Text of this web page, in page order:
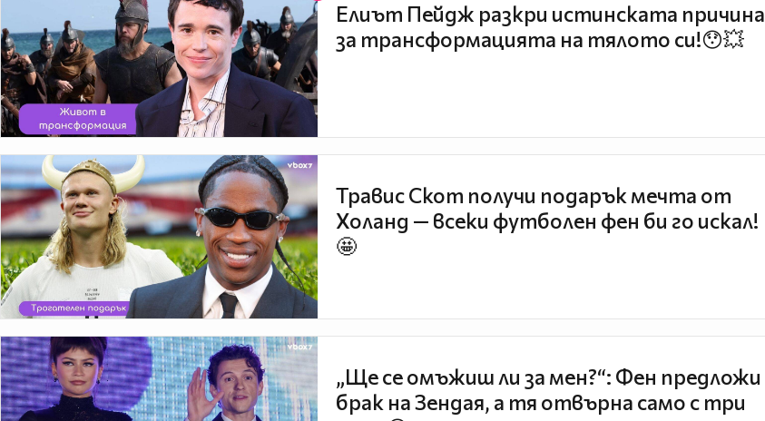
Елиът Пейдж разкри истинската причина
за трансформацията на тялото си!😯💥
Травис Скот получи подарък мечта от
Холанд — всеки футболен фен би го искал!
🤩
„Ще се омъжиш ли за мен?“: Фен предложи
брак на Зендая, а тя отвърна само с три